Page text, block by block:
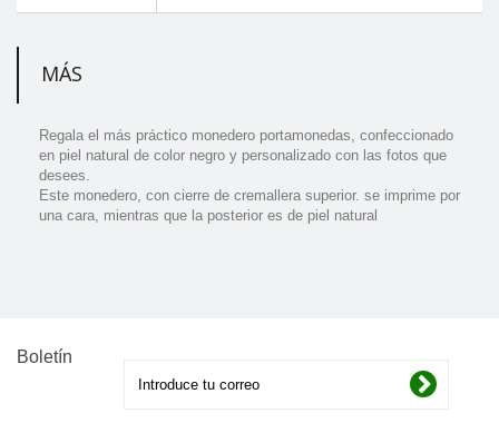
MÁS
Regala el más práctico monedero portamonedas, confeccionado
en piel natural de color negro y personalizado con las fotos que
desees.
Este monedero, con cierre de cremallera superior. se imprime por
una cara, mientras que la posterior es de piel natural
Boletín